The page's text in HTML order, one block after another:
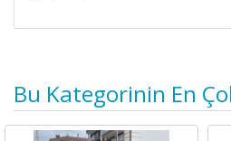
Bu Kategorinin En